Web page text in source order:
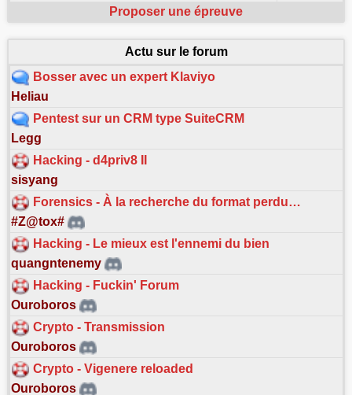
Proposer une épreuve
Actu sur le forum
Bosser avec un expert Klaviyo
Heliau
Pentest sur un CRM type SuiteCRM
Legg
Hacking - d4priv8 II
sisyang
Forensics - À la recherche du format perdu…
#Z@tox#
Hacking - Le mieux est l'ennemi du bien
quangntenemy
Hacking - Fuckin' Forum
Ouroboros
Crypto - Transmission
Ouroboros
Crypto - Vigenere reloaded
Ouroboros